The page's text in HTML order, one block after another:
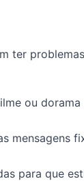
ter
ou
mensagens
para que